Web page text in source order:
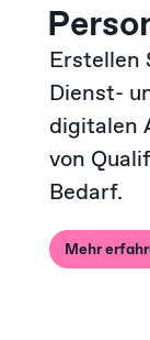
Erstellen
Dienst-
digitalen
von
Bedarf.
Mehr